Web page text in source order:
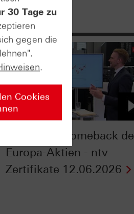
Das große Comeback
Europa-Aktien - ntv
Zertifikate 12.06.2026
30 Tage zu
gegen die
.
Cookies